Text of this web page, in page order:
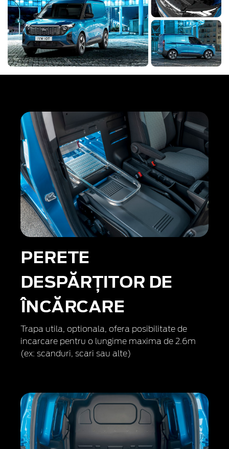
PERETE
DESPĂRȚITOR DE
ÎNCĂRCARE
Trapa utila, optionala, ofera posibilitate de
incarcare pentru o lungime maxima de 2.6m
(ex: scanduri, scari sau alte)